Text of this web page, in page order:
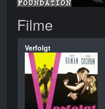
Filme
Verfolgt